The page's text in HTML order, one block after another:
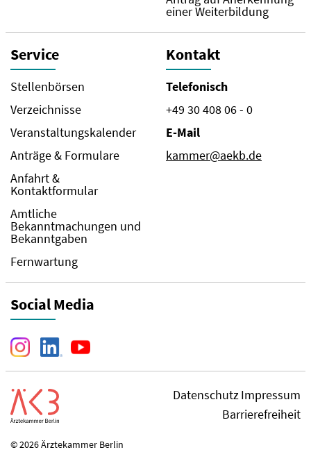
einer Weiterbildung
Service
Stellenbörsen
Verzeichnisse
Veranstaltungskalender
Anträge & Formulare
Anfahrt &
Kontaktformular
Amtliche
Bekanntmachungen und
Bekanntgaben
Fernwartung
Kontakt
Telefonisch
+49 30 408 06 - 0
E-Mail
kammer@aekb.de
Social Media
DatenschutzImpressum
Barrierefreiheit
© 2026 Ärztekammer Berlin